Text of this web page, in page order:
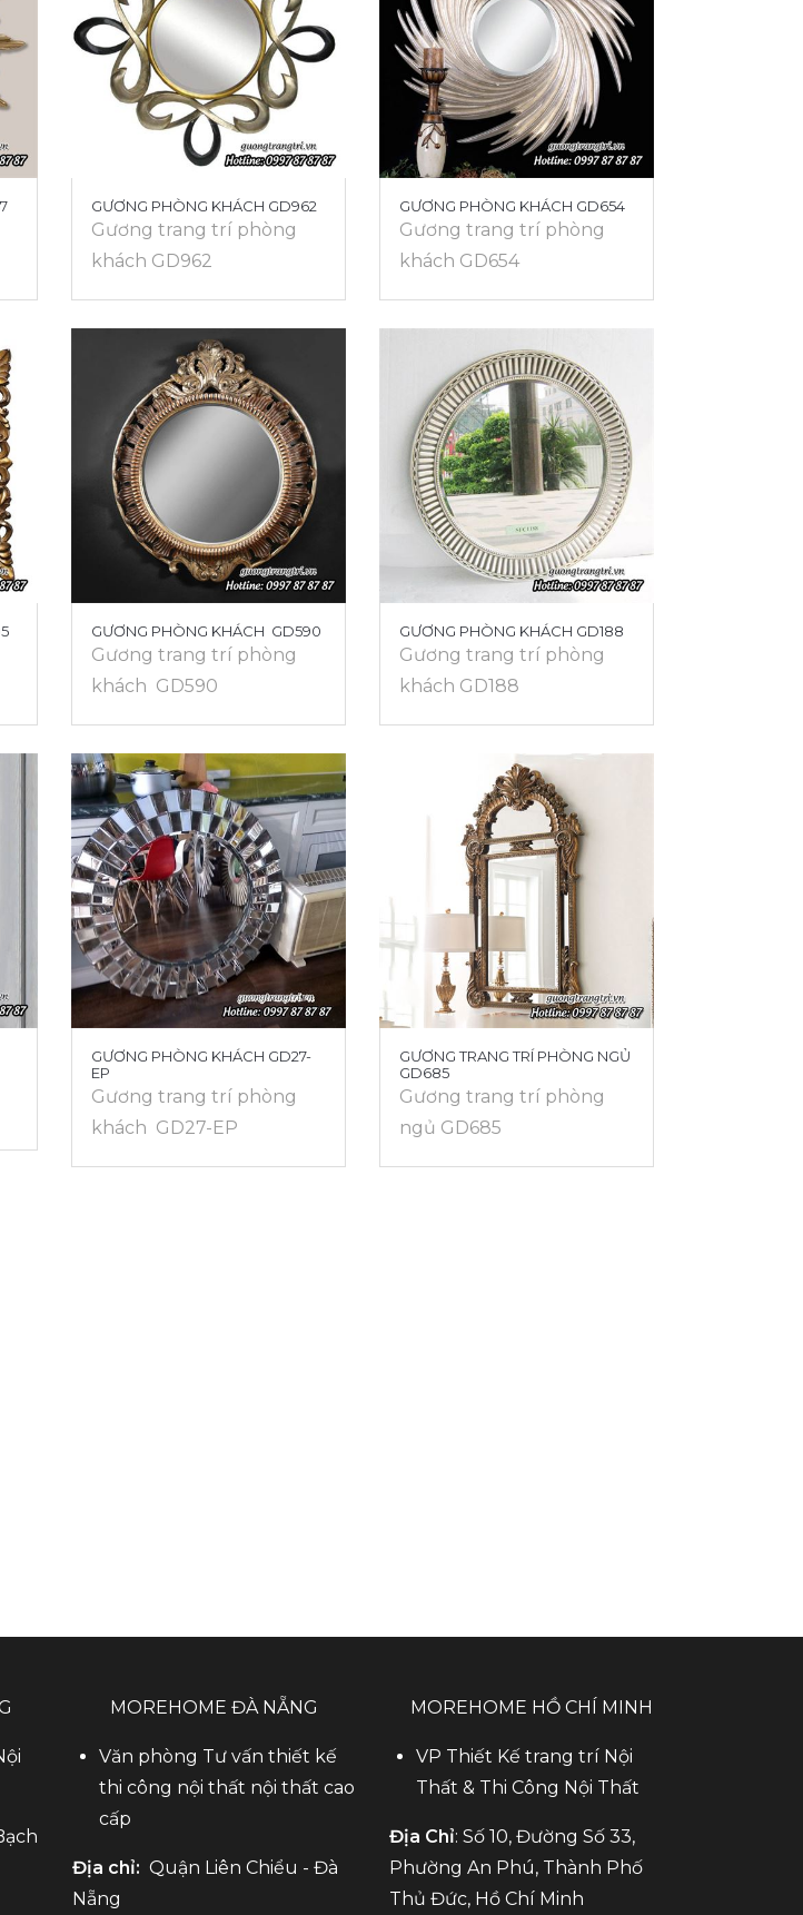
GƯƠNG TRANG TRÍ PHÒNG NGỦ
GD685
Gương trang trí phòng
ngủ GD685
GƯƠNG PHÒNG KHÁCH GD27-
EP
Gương trang trí phòng
khách GD27-EP
GƯƠNG PHÒNG KHÁCH GD188
Gương trang trí phòng
khách GD188
GƯƠNG PHÒNG KHÁCH GD590
Gương trang trí phòng
khách GD590
GƯƠNG PHÒNG KHÁCH GD654
Gương trang trí phòng
khách GD654
GƯƠNG PHÒNG KHÁCH GD962
Gương trang trí phòng
khách GD962
MOREHOME ĐÀ NẴNG
Văn phòng Tư vấn thiết kế
thi công nội thất nội thất cao
cấp
Địa chỉ: Quận Liên Chiểu - Đà
Nẵng
MOREHOME HỒ CHÍ MINH
VP Thiết Kế trang trí Nội
Thất & Thi Công Nội Thất
Địa Chỉ: Số 10, Đường Số 33,
Phường An Phú, Thành Phố
Thủ Đức, Hồ Chí Minh